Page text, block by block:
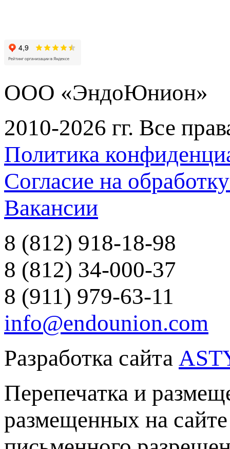
ООО «ЭндоЮнион»
2010-2026 гг. Все
Политика
Согласие на
Вакансии
8 (812) 918-18-98
8 (812) 34-000-37
8 (911) 979-63-11
info@endounion.com
Разработка сайта
Перепечатка и
размещенных на